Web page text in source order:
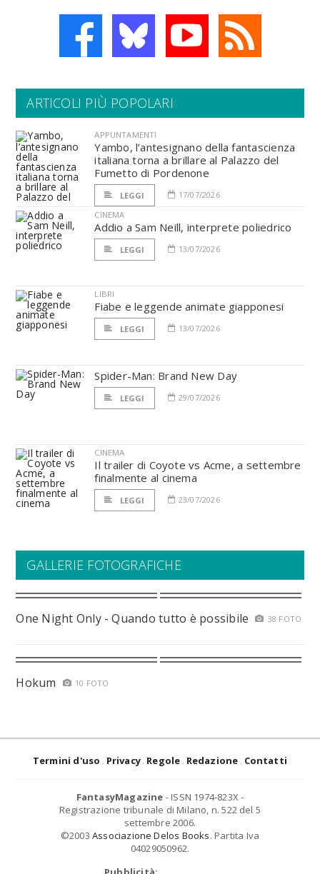
ARTICOLI PIÙ POPOLARI
APPUNTAMENTI
Yambo, l’antesignano della fantascienza
italiana torna a brillare al Palazzo del
Fumetto di Pordenone
LEGGI
17/07/2026
CINEMA
Addio a Sam Neill, interprete poliedrico
LEGGI 13/07/2026
LIBRI
Fiabe e leggende animate giapponesi
LEGGI 13/07/2026
Spider-Man: Brand New Day
LEGGI 29/07/2026
CINEMA
Il trailer di Coyote vs Acme, a settembre
finalmente al cinema
LEGGI 23/07/2026
GALLERIE FOTOGRAFICHE
One Night Only - Quando tutto è possibile 38 FOTO
Hokum 10 FOTO
Termini d'uso Privacy Regole Redazione Contatti
FantasyMagazine - ISSN 1974-823X -
Registrazione tribunale di Milano, n. 522 del 5
settembre 2006.
©2003 Associazione Delos Books. Partita Iva
04029050962.